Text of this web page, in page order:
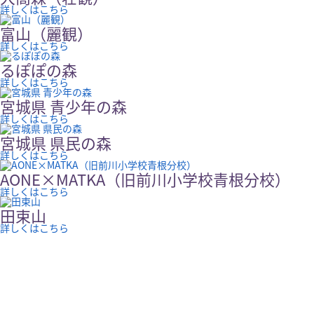
詳しくはこちら
富山（麗観）
詳しくはこちら
るぽぽの森
詳しくはこちら
宮城県 青少年の森
詳しくはこちら
宮城県 県民の森
詳しくはこちら
AONE×MATKA（旧前川小学校青根分校）
詳しくはこちら
田束山
詳しくはこちら